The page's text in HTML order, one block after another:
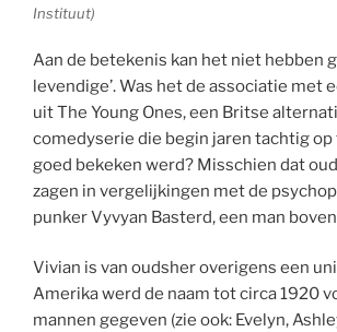
Instituut)
Aan de betekenis kan het niet hebben
levendige’. Was het de associatie met
uit The Young Ones, een Britse
comedyserie die begin jaren tachtig
goed bekeken werd? Misschien dat
zagen in vergelijkingen met de
punker Vyvyan Basterd, een man
Vivian is van oudsher overigens een
Amerika werd de naam tot circa 1920
mannen gegeven (zie ook: Evelyn,